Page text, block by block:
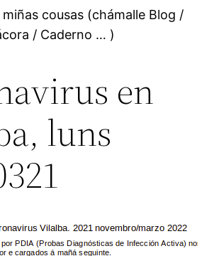
miñas cousas (chámalle Blog /
/ Caderno … )
en
luns